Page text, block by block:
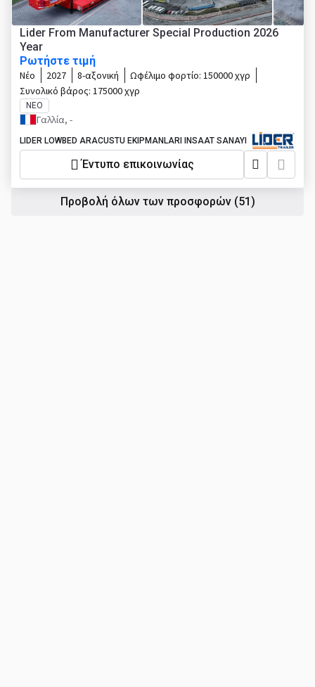
Lider From Manufacturer Special Production 2026
Year
Ρωτήστε τιμή
Νέο 2027 8-αξονική Ωφέλιμο φορτίο: 150000 χγρ
Συνολικό βάρος: 175000 χγρ
ΝΈΟ
Γαλλία, -
LIDER LOWBED ARACUSTU EKIPMANLARI INSAAT SANAYI
Έντυπο επικοινωνίας
Προβολή όλων των προσφορών (51)